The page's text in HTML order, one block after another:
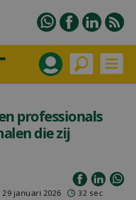
professionals
die zij
januari 2026 32 sec